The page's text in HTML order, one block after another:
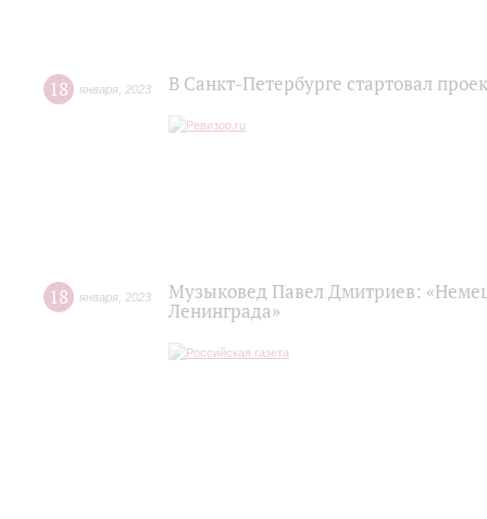
18 января 2023 В Санкт-Петербурге стартовал
18 января 2023
Музыковед Павел Дмитриев:
Ленинграда»